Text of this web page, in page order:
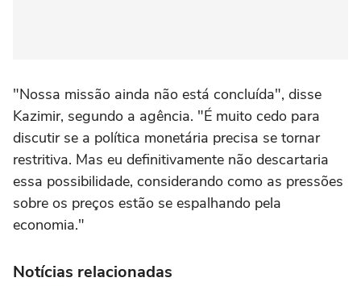
"Nossa ⁠missão ainda não está ⁠concluída", disse
‌Kazimir, ‌segundo a agência. "É muito cedo para
discutir se a ⁠política monetária precisa se tornar
restritiva. Mas eu definitivamente ‌não descartaria
essa possibilidade, considerando como as ⁠pressões
sobre os preços estão se espalhando pela
economia."
Notícias relacionadas